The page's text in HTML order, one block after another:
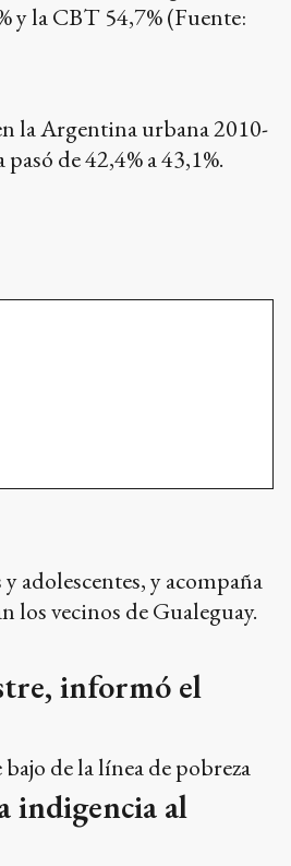
y la CBT 54,7% (Fuente:
la Argentina urbana 2010-
de 42,4% a 43,1%.
adolescentes, y acompaña
los vecinos de Gualeguay.
informó el
de la línea de pobreza
indigencia al